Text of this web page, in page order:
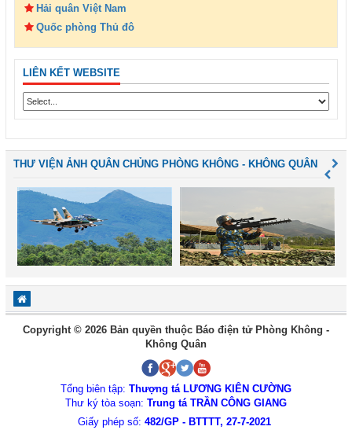
Hải quân Việt Nam
Quốc phòng Thủ đô
LIÊN KẾT WEBSITE
THƯ VIỆN ẢNH QUÂN CHỦNG PHÒNG KHÔNG - KHÔNG QUÂN
Copyright © 2026 Bản quyền thuộc Báo điện tử Phòng Không -
Không Quân
Tổng biên tập: Thượng tá LƯƠNG KIÊN CƯỜNG
Thư ký tòa soạn: Trung tá TRẦN CÔNG GIANG
Giấy phép số: 482/GP - BTTTT, 27-7-2021